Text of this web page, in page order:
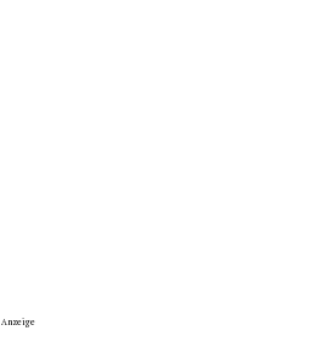
Anzeige